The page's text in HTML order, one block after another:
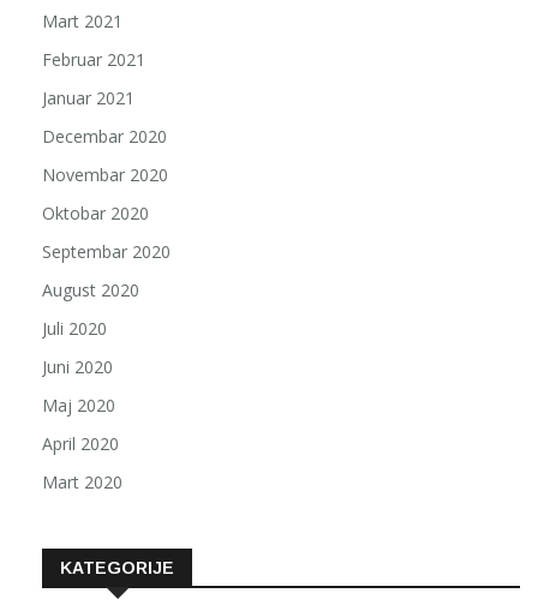
Mart 2021
Februar 2021
Januar 2021
Decembar 2020
Novembar 2020
Oktobar 2020
Septembar 2020
August 2020
Juli 2020
Juni 2020
Maj 2020
April 2020
Mart 2020
KATEGORIJE